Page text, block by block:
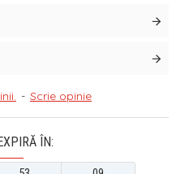
- Scrie opinie
ÎN: